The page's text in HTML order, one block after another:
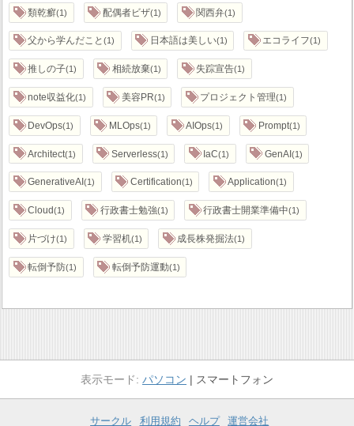
類乾癬 1 配偶者ビザ 1 関西弁 1
父から学んだこと 1 日本語は美しい 1 エコライフ 1
推しの子 1 相続放棄 1 失踪宣告 1
note収益化 1 美容PR 1 プロジェクト管理 1
DevOps 1 MLOps 1 AIOps 1 Prompt 1
Architect 1 Serverless 1 IaC 1 GenAI 1
GenerativeAI 1 Certification 1 Application 1
Cloud 1 行政書士勉強 1 行政書士開業準備中 1
片づけ 1 学習机 1 成長株発掘法 1
転倒予防 1 転倒予防運動 1
パソコン スマートフォン
サークル 利用規約 ヘルプ 運営会社